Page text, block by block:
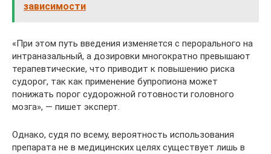
зависимости
«При этом путь введения изменяется с перорального на
интраназальный, а дозировки многократно превышают
терапевтические, что приводит к повышению риска
судорог, так как применение бупропиона может
понижать порог судорожной готовности головного
мозга», — пишет эксперт.
Однако, судя по всему, вероятность использования
препарата не в медицинских целях существует лишь в